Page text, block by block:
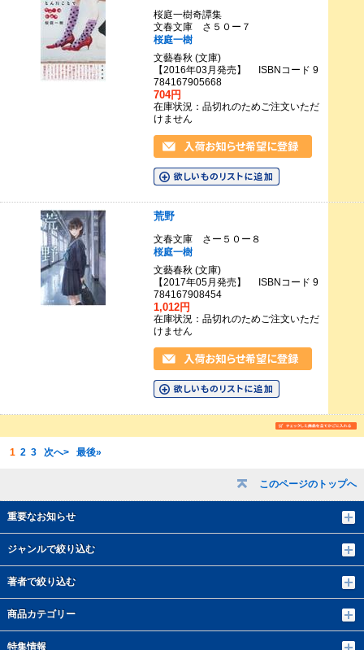
このページのトップへ
重要なお知らせ
ジャンルで絞り込む
著者で絞り込む
商品カテゴリー
特集情報
桜庭一樹奇譚集
文春文庫 さ５０ー７
桜庭一樹
文藝春秋 (文庫)
【2016年03月発売】 ISBNコード 9
784167905668
704円
在庫状況：品切れのためご注文いただ
けません
荒野
文春文庫 さー５０ー８
桜庭一樹
文藝春秋 (文庫)
【2017年05月発売】 ISBNコード 9
784167908454
1,012円
在庫状況：品切れのためご注文いただ
けません
1 2 3 次へ> 最後»